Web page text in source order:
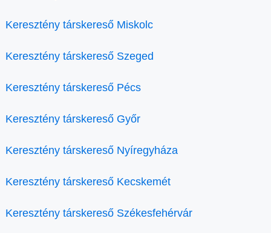
Keresztény társkereső Miskolc
Keresztény társkereső Szeged
Keresztény társkereső Pécs
Keresztény társkereső Győr
Keresztény társkereső Nyíregyháza
Keresztény társkereső Kecskemét
Keresztény társkereső Székesfehérvár